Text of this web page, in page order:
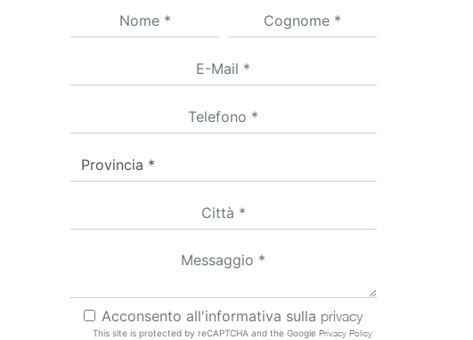
Acconsento all'informativa sulla privacy
This site is protected by reCAPTCHA and the Google Privacy Policy